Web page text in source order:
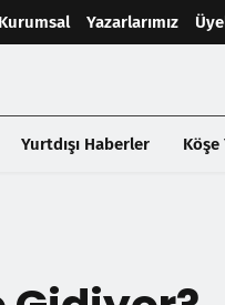
Kurumsal Yazarlarımız
Yurtdışı Haberler Köşe